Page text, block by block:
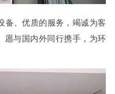
备、优质的服务，竭诚为客
愿与国内外同行携手，为环